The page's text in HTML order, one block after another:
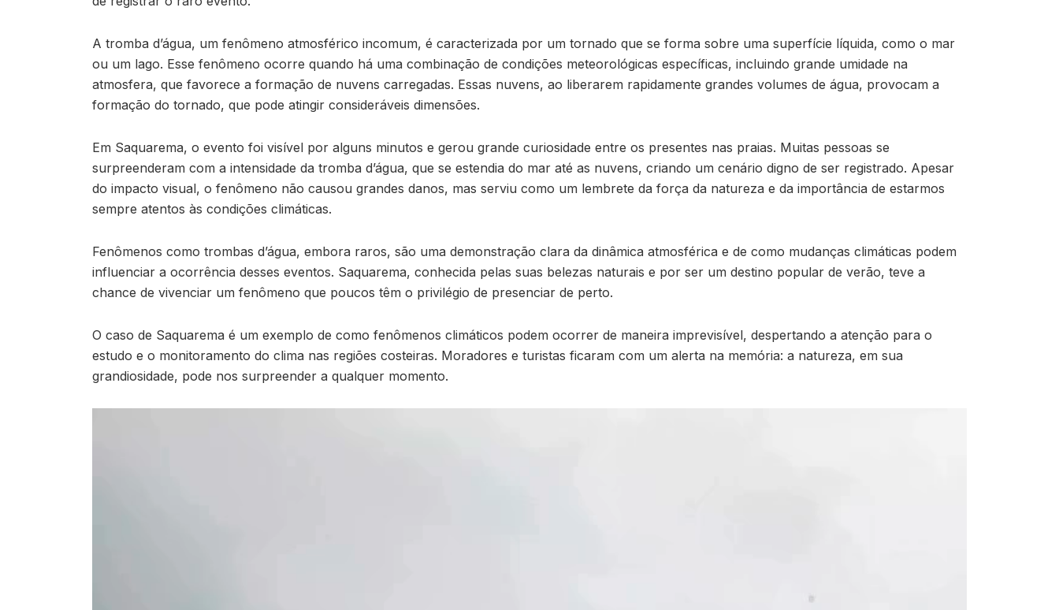
A tromba d’água, um fenômeno atmosférico incomum, é caracterizada por um tornado que se forma sobre uma superfície líquida, como o mar
ou um lago. Esse fenômeno ocorre quando há uma combinação de condições meteorológicas específicas, incluindo grande umidade na
atmosfera, que favorece a formação de nuvens carregadas. Essas nuvens, ao liberarem rapidamente grandes volumes de água, provocam a
formação do tornado, que pode atingir consideráveis dimensões.
Em Saquarema, o evento foi visível por alguns minutos e gerou grande curiosidade entre os presentes nas praias. Muitas pessoas se
surpreenderam com a intensidade da tromba d’água, que se estendia do mar até as nuvens, criando um cenário digno de ser registrado. Apesar
do impacto visual, o fenômeno não causou grandes danos, mas serviu como um lembrete da força da natureza e da importância de estarmos
sempre atentos às condições climáticas.
Fenômenos como trombas d’água, embora raros, são uma demonstração clara da dinâmica atmosférica e de como mudanças climáticas podem
influenciar a ocorrência desses eventos. Saquarema, conhecida pelas suas belezas naturais e por ser um destino popular de verão, teve a
chance de vivenciar um fenômeno que poucos têm o privilégio de presenciar de perto.
O caso de Saquarema é um exemplo de como fenômenos climáticos podem ocorrer de maneira imprevisível, despertando a atenção para o
estudo e o monitoramento do clima nas regiões costeiras. Moradores e turistas ficaram com um alerta na memória: a natureza, em sua
grandiosidade, pode nos surpreender a qualquer momento.